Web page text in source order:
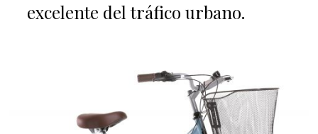
excelente del tráfico urbano.